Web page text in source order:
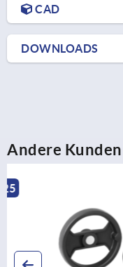
CAD
DOWNLOADS
Andere